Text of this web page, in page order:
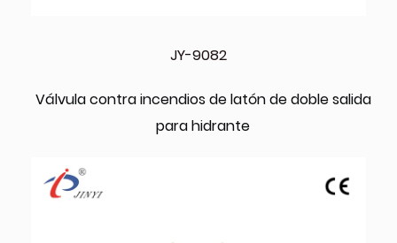
JY-9082
Válvula contra incendios de latón de doble salida
para hidrante